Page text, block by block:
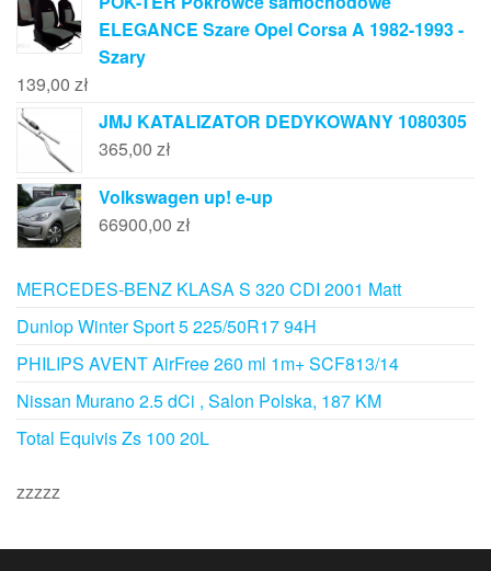
ELEGANCE Szare Opel Corsa A 1982-1993 -
Szary
139,00 zł
JMJ KATALIZATOR DEDYKOWANY 1080305
365,00 zł
Volkswagen up! e-up
66900,00 zł
MERCEDES-BENZ KLASA S 320 CDI 2001 Matt
Dunlop Winter Sport 5 225/50R17 94H
PHILIPS AVENT AirFree 260 ml 1m+ SCF813/14
Nissan Murano 2.5 dCi , Salon Polska, 187 KM
Total Equivis Zs 100 20L
zzzzz